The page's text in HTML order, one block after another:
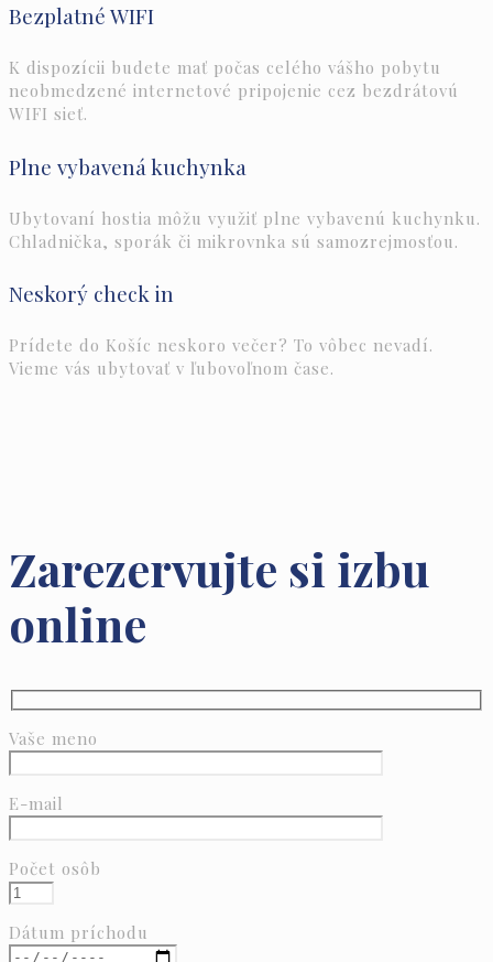
Bezplatné WIFI
K dispozícii budete mať počas celého vášho pobytu
neobmedzené internetové pripojenie cez bezdrátovú
WIFI sieť.
Plne vybavená kuchynka
Ubytovaní hostia môžu využiť plne vybavenú kuchynku.
Chladnička, sporák či mikrovnka sú samozrejmosťou.
Neskorý check in
Prídete do Košíc neskoro večer? To vôbec nevadí.
Vieme vás ubytovať v ľubovoľnom čase.
Zarezervujte si izbu
online
Vaše meno
E-mail
Počet osôb
Dátum príchodu